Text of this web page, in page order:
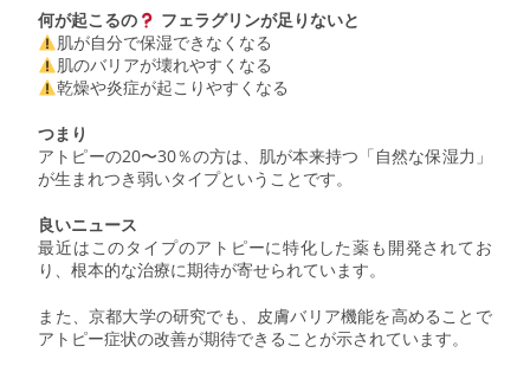
何が起こるの
フェラグリンが足りないと
肌が自分で保湿できなくなる
肌のバリアが壊れやすくなる
乾燥や炎症が起こりやすくなる
つまり
アトピーの20〜30％の方は、肌が本来持つ「自然な保湿力」
が生まれつき弱いタイプということです。
良いニュース
最近はこのタイプのアトピーに特化した薬も開発されてお
り、根本的な治療に期待が寄せられています。
また、京都大学の研究でも、皮膚バリア機能を高めることで
アトピー症状の改善が期待できることが示されています。